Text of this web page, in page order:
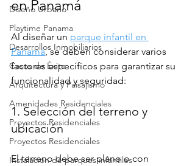
Diseño Urbano
Playtime Panama
Desarrollos Inmobiliarios
Casos de Éxito
Arquitectura y Paisajismo
Amenidades Residenciales
Proyectos Residenciales
Proyectos Residenciales
Instalación de parques infantiles
en Panamá
Al diseñar un parque infantil en
Panamá, se deben considerar varios
factores específicos para garantizar su
funcionalidad y seguridad:
1. Selección del terreno y
ubicación
El terreno debe ser plano o con